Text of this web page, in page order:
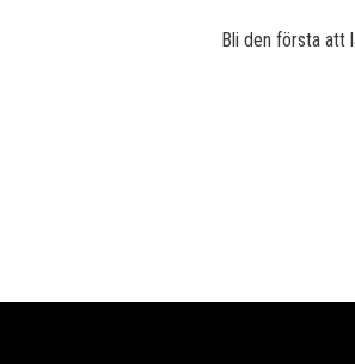
Bli den första att